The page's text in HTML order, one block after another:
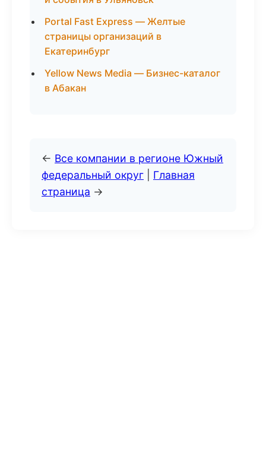
Portal Fast Express — Желтые
страницы организаций в
Екатеринбург
Yellow News Media — Бизнес-каталог
в Абакан
← Все компании в регионе Южный
федеральный округ
Главная
страница →